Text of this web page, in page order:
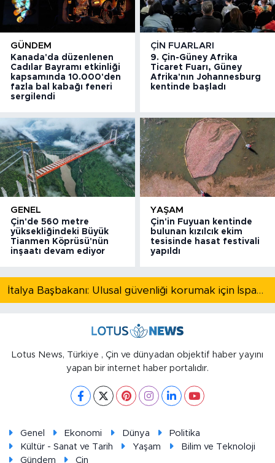
GÜNDEM
Kanada'da düzenlenen
Cadılar Bayramı etkinliği
kapsamında 10.000'den
fazla bal kabağı feneri
sergilendi
ÇIN FUARLARI
9. Çin-Güney Afrika
Ticaret Fuarı, Güney
Afrika'nın Johannesburg
kentinde başladı
GENEL
Çin'de 560 metre
yüksekliğindeki Büyük
Tianmen Köprüsü'nün
inşaatı devam ediyor
YAŞAM
Çin'in Fuyuan kentinde
bulunan kızılcık ekim
tesisinde hasat festivali
yapıldı
İtalya Başbakanı: Ulusal güvenliği korumak için İspanya ile Schengen kapsamındaki serbest dolaşımı askıya alıyoruz
Lotus News, Türkiye , Çin ve dünyadan objektif haber yayını
yapan bir internet haber portalıdır.
Genel Ekonomi Dünya
Politika
Kültür - Sanat ve Tarih
Yaşam
Bilim ve Teknoloji
Gündem
Çin